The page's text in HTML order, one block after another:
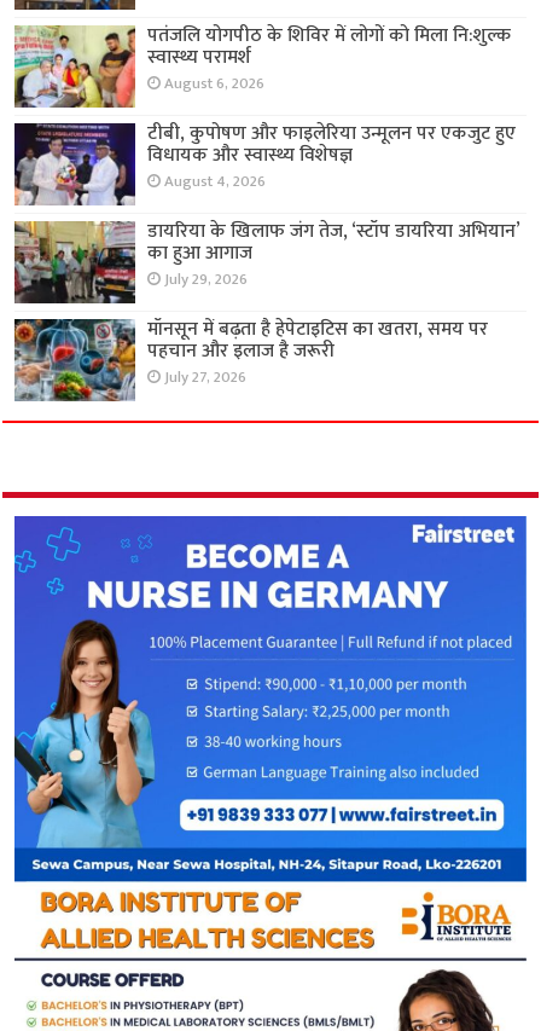
पतंजलि योगपीठ के शिविर में लोगों को मिला नि:शुल्क
स्वास्थ्य परामर्श
August 6, 2026
टीबी, कुपोषण और फाइलेरिया उन्मूलन पर एकजुट हुए
विधायक और स्वास्थ्य विशेषज्ञ
August 4, 2026
डायरिया के खिलाफ जंग तेज, ‘स्टॉप डायरिया अभियान’
का हुआ आगाज
July 29, 2026
मॉनसून में बढ़ता है हेपेटाइटिस का खतरा, समय पर
पहचान और इलाज है जरूरी
July 27, 2026